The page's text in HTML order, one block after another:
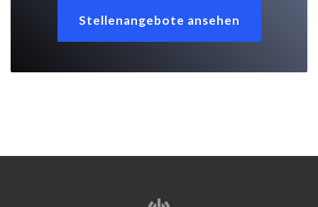
Stellenangebote ansehen